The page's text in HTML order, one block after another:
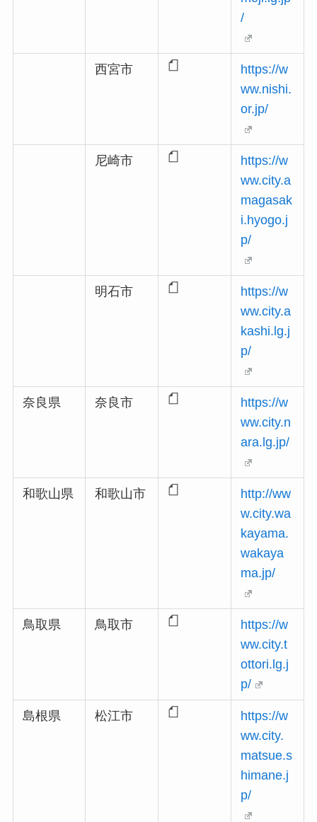
/
西宮市
https://w
ww.nishi.
or.jp/
尼崎市
https://w
ww.city.a
magasak
i.hyogo.j
p/
明石市
https://w
ww.city.a
kashi.lg.j
p/
奈良県 奈良市
https://w
ww.city.n
ara.lg.jp/
和歌山県 和歌山市
http://ww
w.city.wa
kayama.
wakaya
ma.jp/
鳥取県 鳥取市
https://w
ww.city.t
ottori.lg.j
p/
島根県 松江市
https://w
ww.city.
matsue.s
himane.j
p/